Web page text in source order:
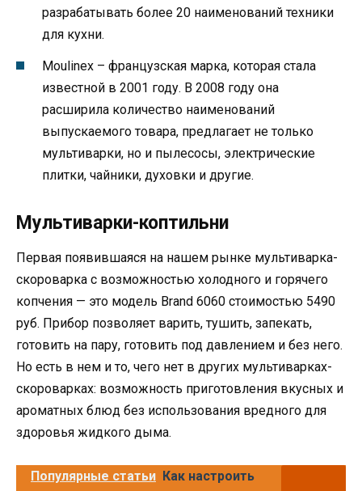
разрабатывать более 20 наименований техники
для кухни.
Moulinex – французская марка, которая стала
известной в 2001 году. В 2008 году она
расширила количество наименований
выпускаемого товара, предлагает не только
мультиварки, но и пылесосы, электрические
плитки, чайники, духовки и другие.
Мультиварки-коптильни
Первая появившаяся на нашем рынке мультиварка-
скороварка с возможностью холодного и горячего
копчения — это модель Brand 6060 стоимостью 5490
руб. Прибор позволяет варить, тушить, запекать,
готовить на пару, готовить под давлением и без него.
Но есть в нем и то, чего нет в других мультиварках-
скороварках: возможность приготовления вкусных и
ароматных блюд без использования вредного для
здоровья жидкого дыма.
Популярные статьи Как настроить